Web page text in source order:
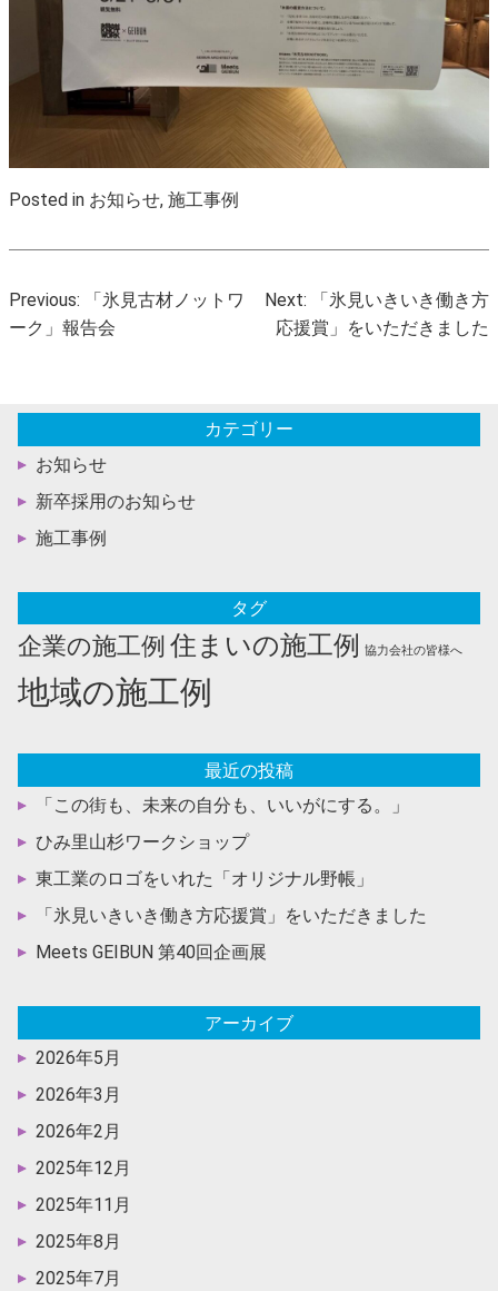
Posted in お知らせ, 施工事例
投
稿
ゲ
シ
ョ
Previous:
「氷見古材ノットワ
ーク」報告会
Next:
「氷見いきいき働き方
応援賞」をいただきました
カテゴリー
お知らせ
新卒採用のお知らせ
施工事例
タグ
企業の施工例 住まいの施工例 協力会社の皆様へ
地域の施工例
最近の投稿
「この街も、未来の自分も、いいがにする。」
ひみ里山杉ワークショップ
東工業のロゴをいれた「オリジナル野帳」
「氷見いきいき働き方応援賞」をいただきました
Meets GEIBUN 第40回企画展
アーカイブ
2026年5月
2026年3月
2026年2月
2025年12月
2025年11月
2025年8月
2025年7月